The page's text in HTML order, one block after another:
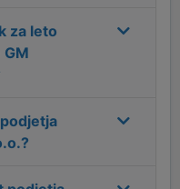
za leto
GM
?